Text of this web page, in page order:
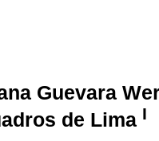
Guevara
de Lima I